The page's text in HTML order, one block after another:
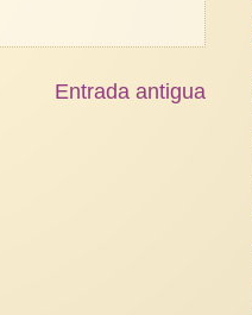
Entrada antigua